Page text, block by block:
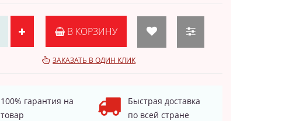
В КОРЗИНУ
ЗАКАЗАТЬ В ОДИН КЛИК
100% гарантия на
товар
Быстрая доставка
по всей стране